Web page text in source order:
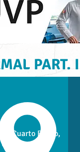
Cuarto Barrio,